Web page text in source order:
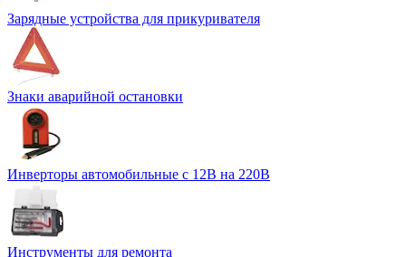
Зарядные устройства для прикуривателя
Знаки аварийной остановки
Инверторы автомобильные с 12В на 220В
Инструменты для ремонта